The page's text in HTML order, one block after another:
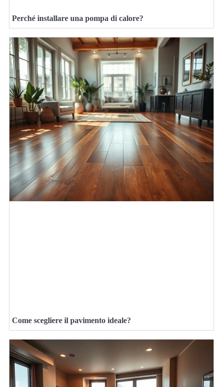
Perché installare una pompa di calore?
Come scegliere il pavimento ideale?